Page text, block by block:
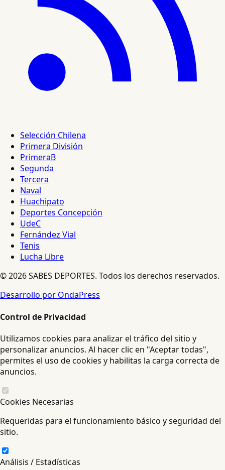
Selección Chilena
Primera División
PrimeraB
Segunda
Tercera
Naval
Huachipato
Deportes Concepción
UdeC
Fernández Vial
Tenis
Lucha Libre
© 2026 SABES DEPORTES. Todos los derechos reservados.
Desarrollo por OndaPress
Control de Privacidad
Utilizamos cookies para analizar el tráfico del sitio y
personalizar anuncios. Al hacer clic en "Aceptar todas",
permites el uso de cookies y habilitas la carga correcta de
anuncios.
Cookies Necesarias
Requeridas para el funcionamiento básico y seguridad del
sitio.
Análisis / Estadísticas